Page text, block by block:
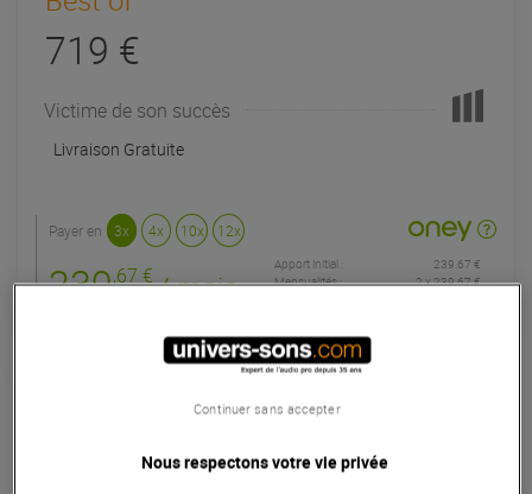
719 €
Victime de son succès
Livraison Gratuite
Payer en 3x 4x 10x 12x
239,67 € / mois
Apport initial :
239.67 €
Mensualités :
2x239.67 €
Eligible à la Garantie Sérénité
Nous respectons votre vie privée
Continuer sans accepter